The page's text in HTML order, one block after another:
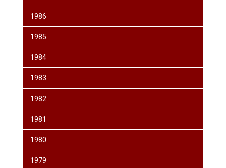
1986
1985
1984
1983
1982
1981
1980
1979